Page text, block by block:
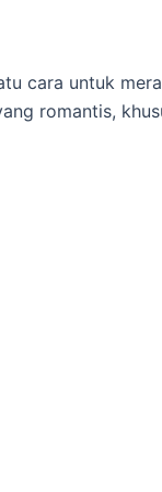
cara untuk
romantis,